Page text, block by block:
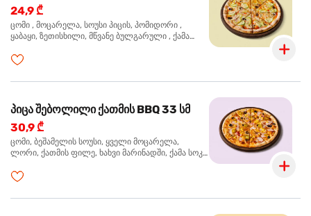
24,9 ₾
ცომი , მოცარელა, სოუსი პიცის, პომიდორი ,
ყაბაყი, ზეთისხილი, მწვანე ბულგარული , ქამა
პიცა შებოლილი ქათმის BBQ 33 სმ
30,9 ₾
ცომი, ბეშამელის სოუსი, ყველი მოცარელა,
ლორი, ქათმის ფილე, ხახვი მარინადში, ქამა სოკო